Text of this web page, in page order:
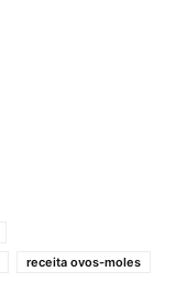
receita ovos-moles